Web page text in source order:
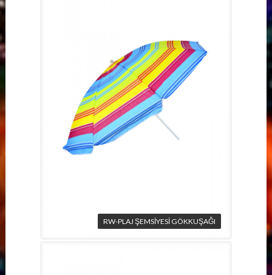
RW-PLAJ ŞEMSİYESİ GÖKKUŞAĞI